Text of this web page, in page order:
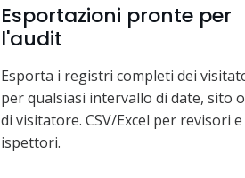
Esportazioni pronte per
l'audit
Esporta i registri completi dei
per qualsiasi intervallo di date, sito
di visitatore. CSV/Excel per revisori e
ispettori.